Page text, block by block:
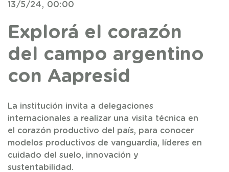
13/5/24, 00:00
Explorá el corazón
del campo argentino
con Aapresid
La institución invita a delegaciones
internacionales a realizar una visita técnica en
el corazón productivo del país, para conocer
modelos productivos de vanguardia, líderes en
cuidado del suelo, innovación y
sustentabilidad.